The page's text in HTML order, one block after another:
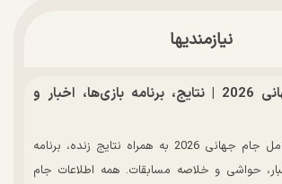
نیازمندیها
جدول جام جهانی 2026 | نتایج، برنامه بازی‌ها، اخبار و
مشاهده جدول کامل جام جهانی 2026 به همراه نتایج زنده، برنامه
حواشی و خلاصه مسابقات. همه اطلاعات جام